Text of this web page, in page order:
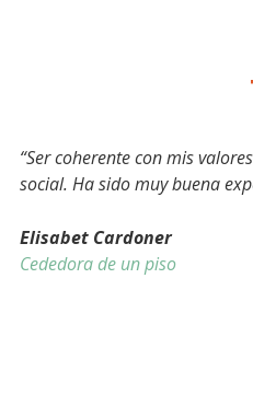
“Ser coherente con mis
social. Ha sido muy buena
Elisabet Cardoner
Cededora de un piso